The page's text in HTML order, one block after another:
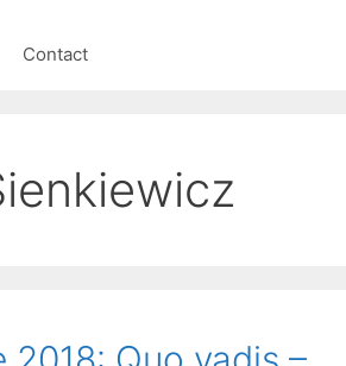
Contact